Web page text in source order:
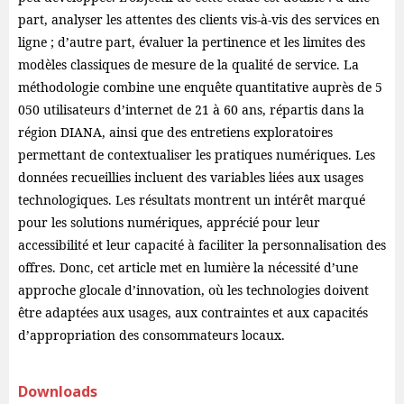
part, analyser les attentes des clients vis-à-vis des services en
ligne ; d’autre part, évaluer la pertinence et les limites des
modèles classiques de mesure de la qualité de service. La
méthodologie combine une enquête quantitative auprès de 5
050 utilisateurs d’internet de 21 à 60 ans, répartis dans la
région DIANA, ainsi que des entretiens exploratoires
permettant de contextualiser les pratiques numériques. Les
données recueillies incluent des variables liées aux usages
technologiques. Les résultats montrent un intérêt marqué
pour les solutions numériques, apprécié pour leur
accessibilité et leur capacité à faciliter la personnalisation des
offres. Donc, cet article met en lumière la nécessité d’une
approche glocale d’innovation, où les technologies doivent
être adaptées aux usages, aux contraintes et aux capacités
d’appropriation des consommateurs locaux.
Downloads